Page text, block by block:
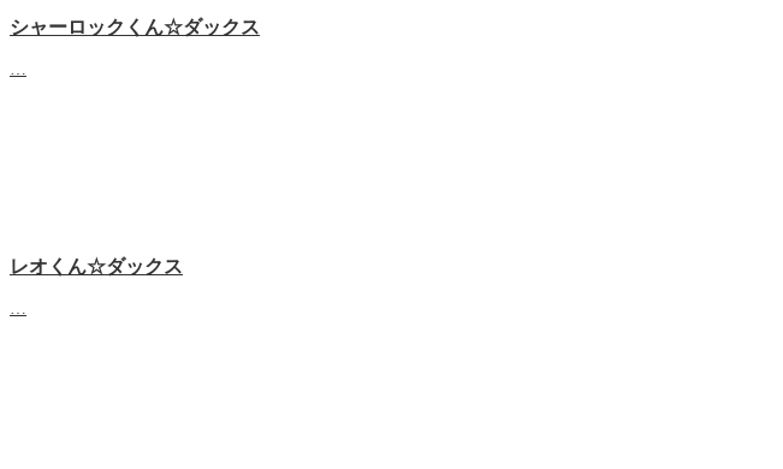
シャーロックくん☆ダックス
レオくん☆ダックス